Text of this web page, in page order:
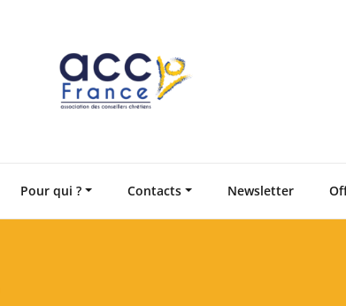
Pour qui ? Contacts Newsletter